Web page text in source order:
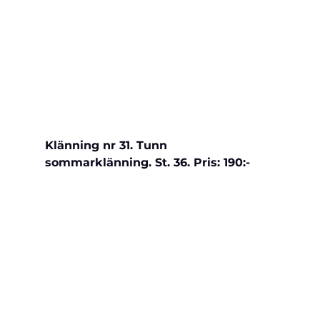
Klänning nr 31. Tunn
sommarklänning. St. 36. Pris: 190:-